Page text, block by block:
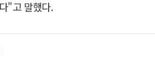
"고 말했다.